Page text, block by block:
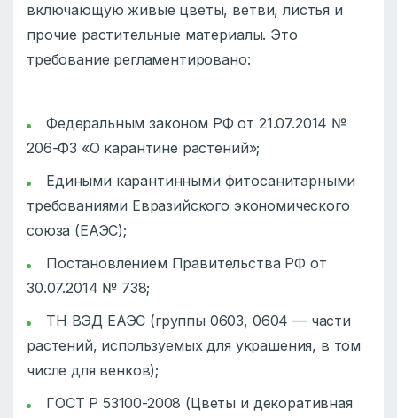
включающую живые цветы, ветви, листья и
прочие растительные материалы. Это
требование регламентировано:
Федеральным законом РФ от 21.07.2014 №
206-ФЗ «О карантине растений»;
Едиными карантинными фитосанитарными
требованиями Евразийского экономического
союза (ЕАЭС);
Постановлением Правительства РФ от
30.07.2014 № 738;
ТН ВЭД ЕАЭС (группы 0603, 0604 — части
растений, используемых для украшения, в том
числе для венков);
ГОСТ Р 53100-2008 (Цветы и декоративная